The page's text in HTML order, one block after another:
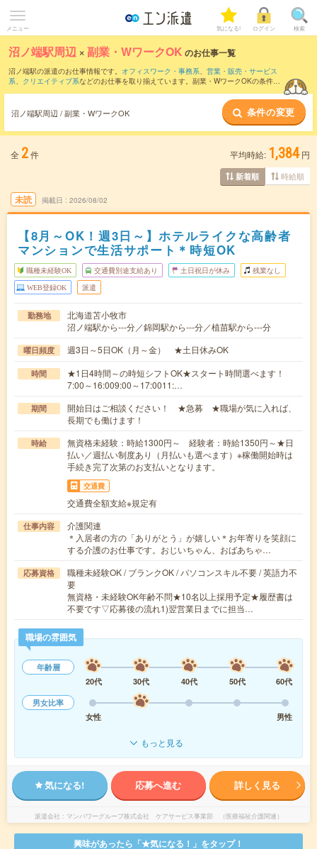
メニュー 気になる! ログイン 検索
沼ノ端駅周辺 ×副業・WワークOK のお仕事一覧
沼ノ端駅の派遣のお仕事情報です。 オフィスワーク・事務系、 営業・販売・サービス
系、 クリエイティブ系などのお仕事を取り揃えています。副業・WワークOKの条件の
沼ノ端駅周辺 / 副業・WワークOK 条件の変更
全 2件 平均時給: 1,384 円
新着順 時給順
未読 掲載日 2026/08/02
【8月～OK！週3日～】ホテルライクな高齢者
マンションで生活サポート＊時短OK
職種未経験OK 交通費別途支給あり 土日祝日が休み 残業なし
WEB登録OK 派遣
勤務地
北海道苫小牧市
沼ノ端駅から---分／錦岡駅から---分／植苗駅から---分
曜日頻度 週3日～5日OK（月～金） ★土日休みOK
時間
★1日4時間～の時短シフトOK★スタート時間選べます！
7:00～16:009:00～17:0011:…
期間
開始日はご相談ください！ ★急募 ★職場が気に入れば、
長期でも働けます！
時給
無資格未経験：時給1300円～ 経験者：時給1350円～★日
払い／週払い制度あり（月払いも選べます）※稼働開始時は
手続き完了次第のお支払いとなります。
交通費
交通費全額支給※規定有
仕事内容
介護関連
＊入居者の方の「ありがとう」が嬉しい＊お年寄りを笑顔に
する介護のお仕事です。おじいちゃん、おばあちゃ…
応募資格
職種未経験OK / ブランクOK / パソコンスキル不要 / 英語力不
要
無資格・未経験OK年齢不問★10名以上採用予定★履歴書は
不要です▽応募後の流れ1)翌営業日までに担当…
職場の雰囲気
年齢層
20代
30代 40代 50代
60代
男女比率
女性
男性
もっと見る
気になる! 応募へ進む 詳しく見る
派遣会社 マンパワーグループ株式会社 ケアサービス事業部 （医療福祉介護関連）
興味があったら「★気になる！」をタップ！